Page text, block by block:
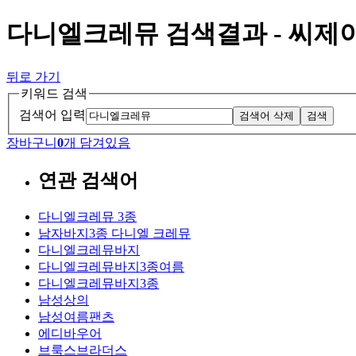
다니엘크레뮤 검색결과 - 씨제
뒤로 가기
키워드 검색
검색어 입력
검색어 삭제 검색
장바구니 0개 담겨있음
연관 검색어
다니엘크레뮤 3종
남자바지3종 다니엘 크레뮤
다니엘크레뮤바지
다니엘크레뮤바지3종여름
다니엘크레뮤바지3종
남성상의
남성여름팬츠
에디바우어
브룩스브라더스